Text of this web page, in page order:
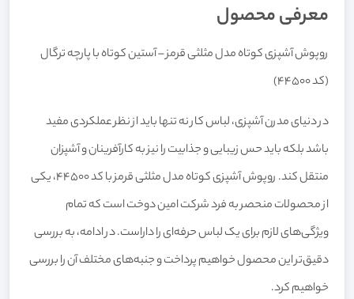
معرفی محصول
روپوش آشپزی کوتاه مدل مثلثی قرمز – آستین کوتاه با پارچه ترگال
(کد 44500)
در دنیای مدرن آشپزی، لباس کار نه تنها باید از نظر عملکردی مفید
باشد بلکه باید حس زیبایی و جذابیت را نیز به کارآفرینان و آشپزان
منتقل کند. روپوش آشپزی کوتاه مدل مثلثی قرمز با کد 44500، یکی
از محصولات منحصر به فرد شرکت امین دوخت است که تمام
ویژگی‌های لازم برای یک لباس حرفه‌ای را داراست. در ادامه، به بررسی
دقیق‌تر این محصول خواهیم پرداخت و جنبه‌های مختلف آن را بررسی
خواهیم کرد.